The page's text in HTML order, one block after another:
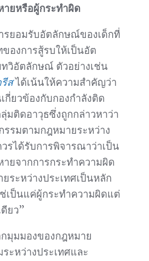
ายหรือผู้กระทำผิด
รยอมรับอัตลักษณ์ของเด็กที่
องการสู้รบให้เป็นอัต
วิอัตลักษณ์ ตัวอย่างเช่น
สได้เน้นให้ความสำคัญว่า
กี่ยวข้องกับกองกำลังติด
มติดอาวุธซึ่งถูกกล่าวหาว่า
รมตามกฎหมายระหว่าง
วรได้รับการพิจารณาว่าเป็น
ายจากการกระทำความผิด
ระหว่างประเทศเป็นหลัก
เป็นแค่ผู้กระทำความผิดแต่
ดียว”
มุมมองของกฎหมาย
ะหว่างประเทศและ